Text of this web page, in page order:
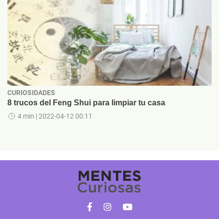
CURIOSIDADES
8 trucos del Feng Shui para limpiar tu casa
4 min | 2022-04-12 00:11